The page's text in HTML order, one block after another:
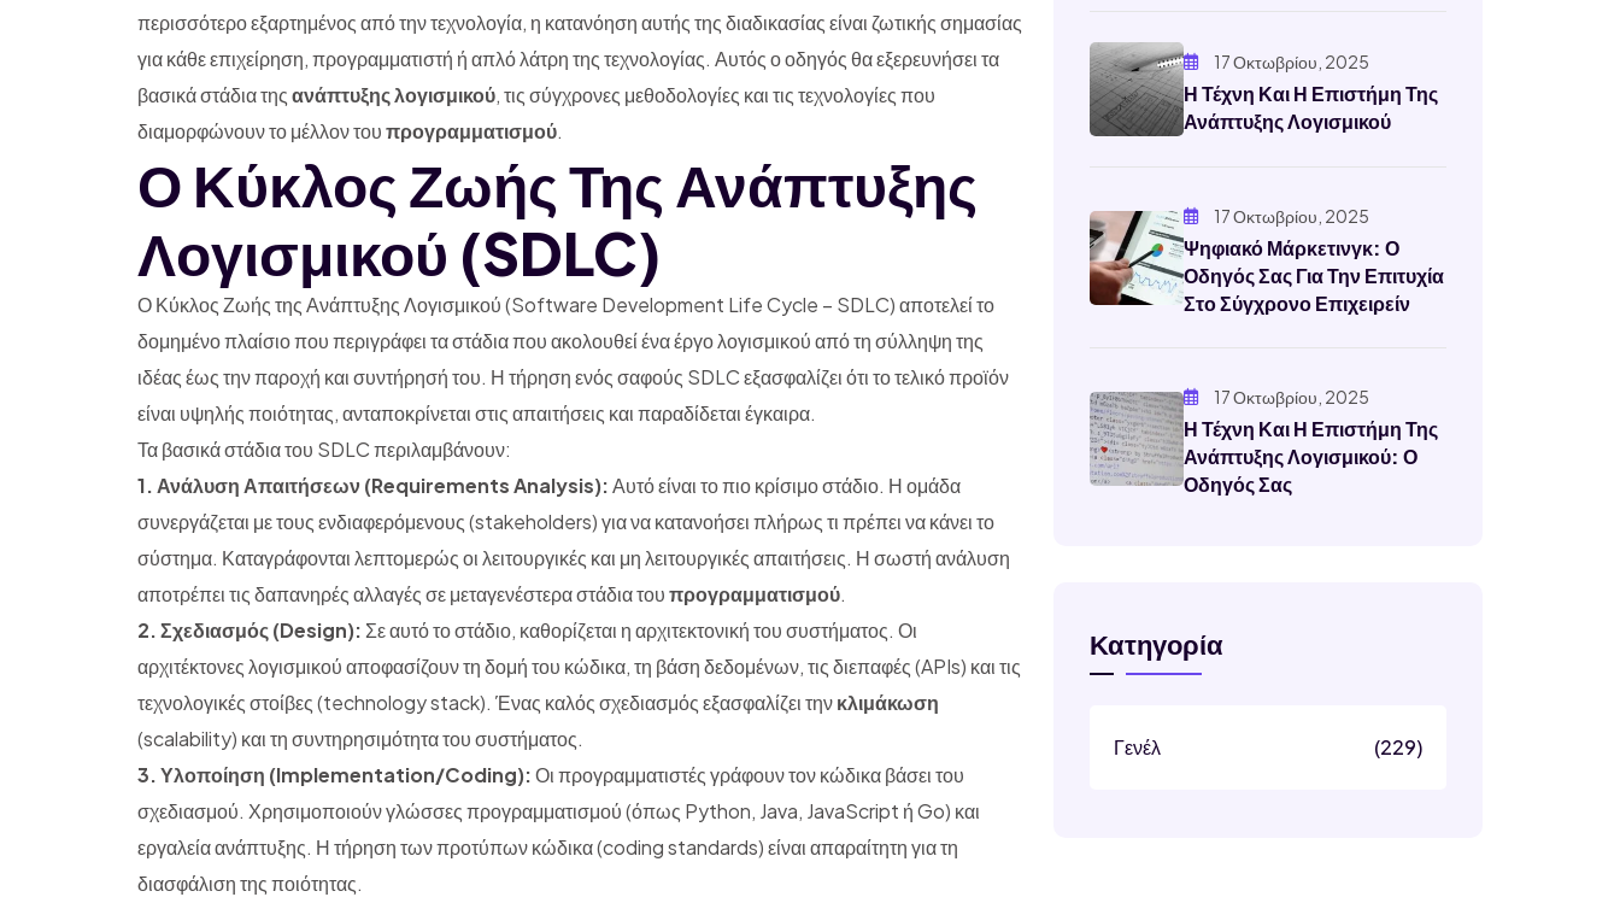
περισσότερο εξαρτημένος από την τεχνολογία, η κατανόηση αυτής της διαδικασίας είναι ζωτικής σημασίας
για κάθε επιχείρηση, προγραμματιστή ή απλό λάτρη της τεχνολογίας. Αυτός ο οδηγός θα εξερευνήσει τα
βασικά στάδια τηςανάπτυξης λογισμικού, τις σύγχρονες μεθοδολογίες και τις τεχνολογίες που
διαμορφώνουν το μέλλον τουπρογραμματισμού.
Ο Κύκλος Ζωής Της Ανάπτυξης
Λογισμικού (SDLC)
Ο Κύκλος Ζωής της Ανάπτυξης Λογισμικού (Software Development Life Cycle – SDLC) αποτελεί το
δομημένο πλαίσιο που περιγράφει τα στάδια που ακολουθεί ένα έργο λογισμικού από τη σύλληψη της
ιδέας έως την παροχή και συντήρησή του. Η τήρηση ενός σαφούς SDLC εξασφαλίζει ότι το τελικό προϊόν
είναι υψηλής ποιότητας, ανταποκρίνεται στις απαιτήσεις και παραδίδεται έγκαιρα.
Τα βασικά στάδια του SDLC περιλαμβάνουν:
1. Ανάλυση Απαιτήσεων (Requirements Analysis):Αυτό είναι το πιο κρίσιμο στάδιο. Η ομάδα
συνεργάζεται με τους ενδιαφερόμενους (stakeholders) για να κατανοήσει πλήρως τι πρέπει να κάνει το
σύστημα. Καταγράφονται λεπτομερώς οι λειτουργικές και μη λειτουργικές απαιτήσεις. Η σωστή ανάλυση
αποτρέπει τις δαπανηρές αλλαγές σε μεταγενέστερα στάδια τουπρογραμματισμού.
2. Σχεδιασμός (Design): Σε αυτό το στάδιο, καθορίζεται η αρχιτεκτονική του συστήματος. Οι
αρχιτέκτονες λογισμικού αποφασίζουν τη δομή του κώδικα, τη βάση δεδομένων, τις διεπαφές (APIs) και τις
τεχνολογικές στοίβες (technology stack). Ένας καλός σχεδιασμός εξασφαλίζει τηνκλιμάκωση
(scalability) και τη συντηρησιμότητα του συστήματος.
3. Υλοποίηση (Implementation/Coding):Οι προγραμματιστές γράφουν τον κώδικα βάσει του
σχεδιασμού. Χρησιμοποιούν γλώσσες προγραμματισμού (όπως Python, Java, JavaScript ή Go) και
εργαλεία ανάπτυξης. Η τήρηση των προτύπων κώδικα (coding standards) είναι απαραίτητη για τη
διασφάλιση της ποιότητας.
17 Οκτωβρίου, 2025
Η Τέχνη Και Η Επιστήμη Της
Ανάπτυξης Λογισμικού
17 Οκτωβρίου, 2025
Ψηφιακό Μάρκετινγκ: Ο
Οδηγός Σας Για Την Επιτυχία
Στο Σύγχρονο Επιχειρείν
17 Οκτωβρίου, 2025
Η Τέχνη Και Η Επιστήμη Της
Ανάπτυξης Λογισμικού: Ο
Οδηγός Σας
Κατηγορία
Γενέλ (229)